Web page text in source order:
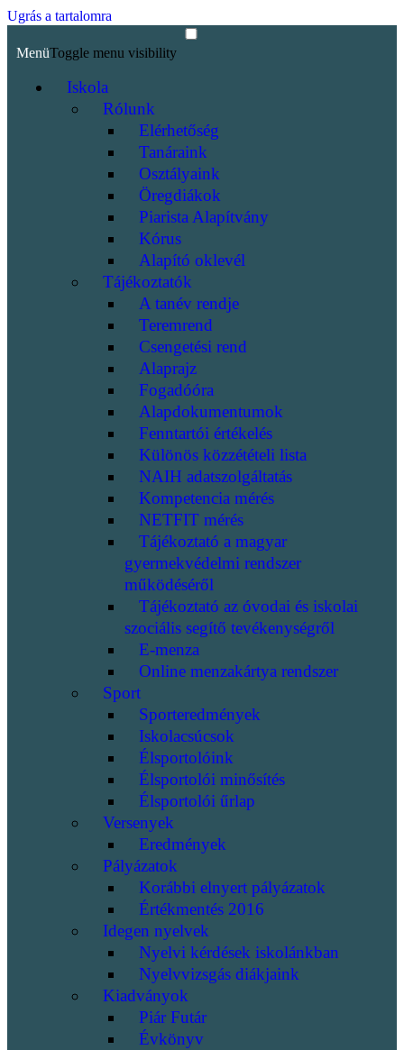
Ugrás a tartalomra
MenüToggle menu visibility
Iskola
Rólunk
Elérhetőség
Tanáraink
Osztályaink
Öregdiákok
Piarista Alapítvány
Kórus
Alapító oklevél
Tájékoztatók
A tanév rendje
Teremrend
Csengetési rend
Alaprajz
Fogadóóra
Alapdokumentumok
Fenntartói értékelés
Különös közzétételi lista
NAIH adatszolgáltatás
Kompetencia mérés
NETFIT mérés
Tájékoztató a magyar
gyermekvédelmi rendszer
működéséről
Tájékoztató az óvodai és iskolai
szociális segítő tevékenységről
E-menza
Online menzakártya rendszer
Sport
Sporteredmények
Iskolacsúcsok
Élsportolóink
Élsportolói minősítés
Élsportolói űrlap
Versenyek
Eredmények
Pályázatok
Korábbi elnyert pályázatok
Értékmentés 2016
Idegen nyelvek
Nyelvi kérdések iskolánkban
Nyelvvizsgás diákjaink
Kiadványok
Piár Futár
Évkönyv